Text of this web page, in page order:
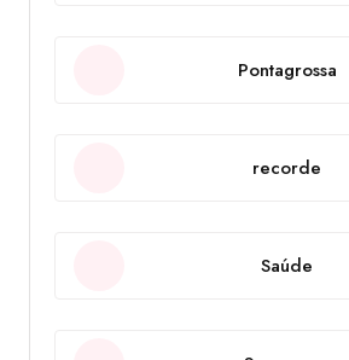
Pontagrossa
recorde
Saúde